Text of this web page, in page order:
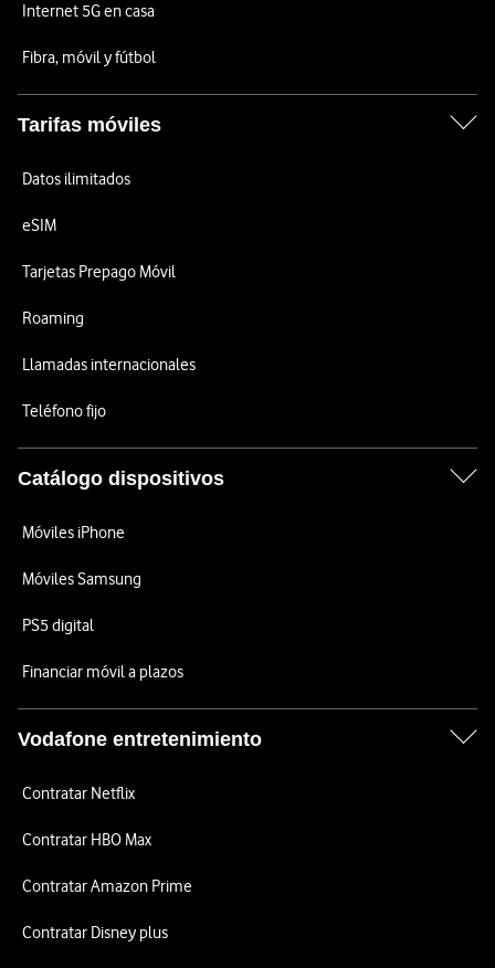
Internet 5G en casa
Fibra, móvil y fútbol
Tarifas móviles
Datos ilimitados
eSIM
Tarjetas Prepago Móvil
Roaming
Llamadas internacionales
Teléfono fijo
Catálogo dispositivos
Móviles iPhone
Móviles Samsung
PS5 digital
Financiar móvil a plazos
Vodafone entretenimiento
Contratar Netflix
Contratar HBO Max
Contratar Amazon Prime
Contratar Disney plus